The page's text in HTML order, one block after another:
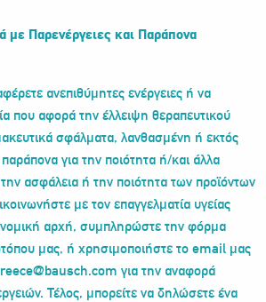
με Παρενέργειες και Παράπονα
ανεπιθύμητες ενέργειες ή να
που αφορά την έλλειψη θεραπευτικού
σφάλματα, λανθασμένη ή εκτός
για την ποιότητα ή/και άλλα
ασφάλεια ή την ποιότητα των προϊόντων
με τον επαγγελματία υγείας
αρχή, συμπληρώστε την φόρμα
μας, ή χρησιμοποιήστε το email μας
για την αναφορά
Τέλος, μπορείτε να δηλώσετε ένα